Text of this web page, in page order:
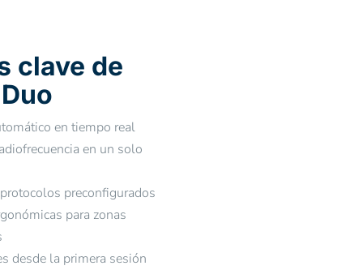
clave de
en tiempo real
en un solo
preconfigurados
para zonas
desde la primera sesión